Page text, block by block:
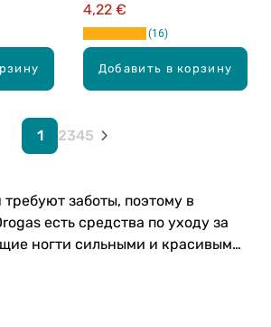
Добавить в корзину
4,22 €
16
1 2345
заботы, поэтому в
есть средства по уходу за
ногти сильными и красивыми.